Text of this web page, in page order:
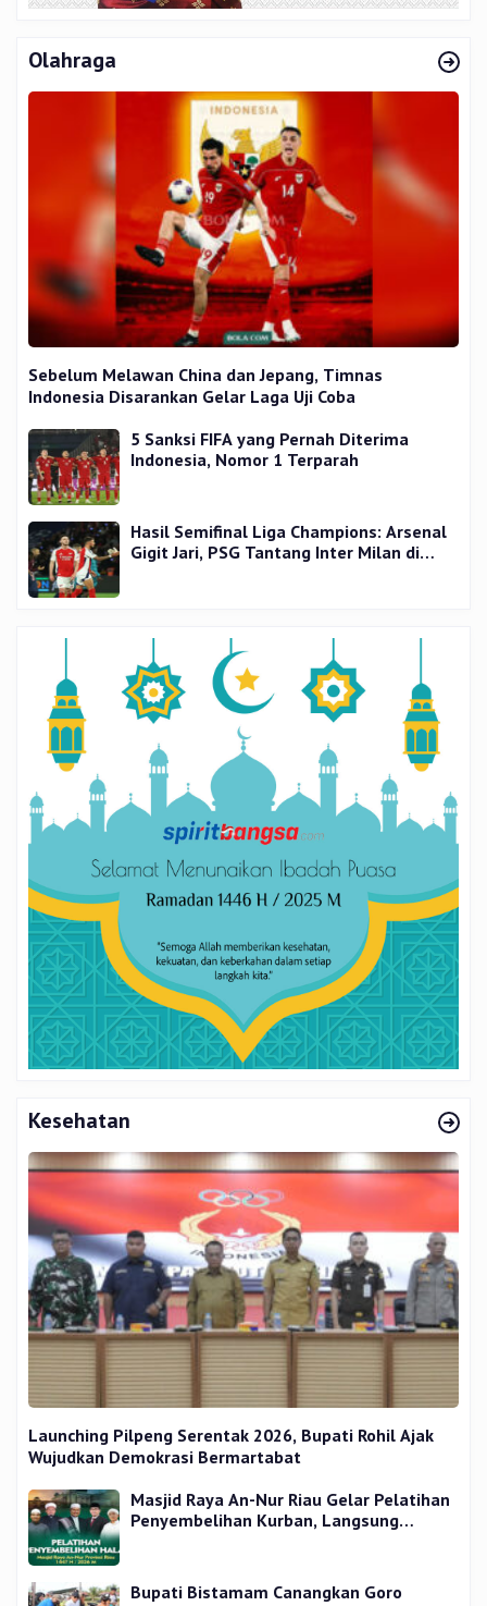
Olahraga
Sebelum Melawan China dan Jepang, Timnas
Indonesia Disarankan Gelar Laga Uji Coba
5 Sanksi FIFA yang Pernah Diterima
Indonesia, Nomor 1 Terparah
Hasil Semifinal Liga Champions: Arsenal
Gigit Jari, PSG Tantang Inter Milan di
Kesehatan
Launching Pilpeng Serentak 2026, Bupati Rohil Ajak
Wujudkan Demokrasi Bermartabat
Masjid Raya An-Nur Riau Gelar Pelatihan
Penyembelihan Kurban, Langsung
Bupati Bistamam Canangkan Goro